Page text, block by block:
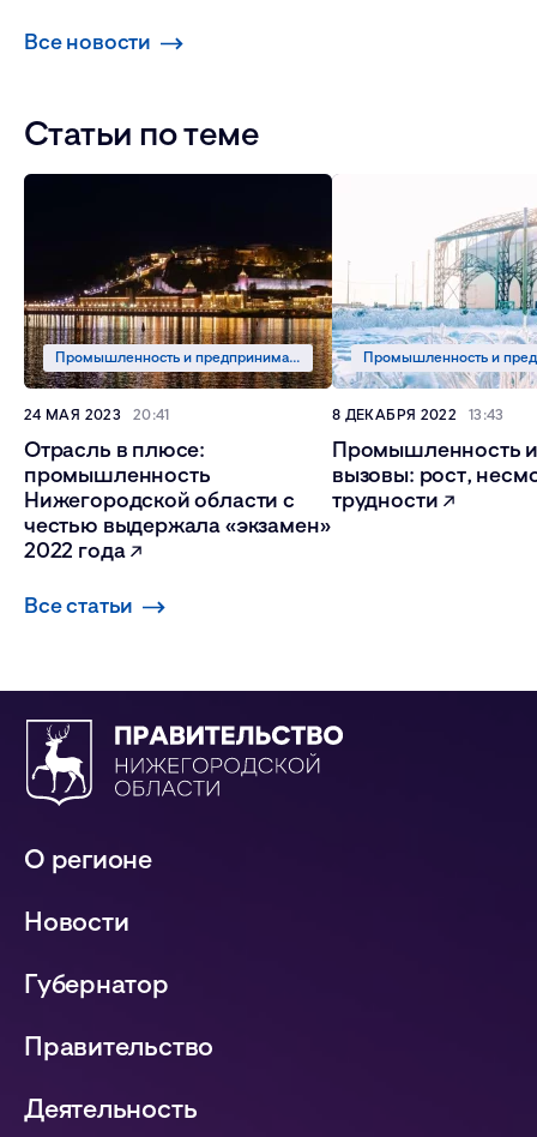
Все новости
Статьи по теме
Отрасль в плюсе:
промышленность
Нижегородской области с
честью выдержала «экзамен»
2022 года
Промышленность и предпринимательство
24 МАЯ 2023 20:41
Промышленность
вызовы: рост,
трудности
8 ДЕКАБРЯ 2022 13:43
Все статьи
О регионе
Новости
Губернатор
Правительство
Деятельность